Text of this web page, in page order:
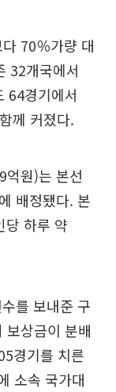
70％가량 대
32개국에서
64경기에서
께 커졌다.
원)는 본선
배정됐다. 본
당 하루 약
를 보내준 구
상금이 분배
경기를 치른
소속 국가대